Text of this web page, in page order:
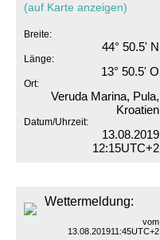
(auf Karte anzeigen)
Breite:
44° 50.5' N
Länge:
13° 50.5' O
Ort:
Veruda Marina, Pula,
Kroatien
Datum/Uhrzeit:
13.08.2019
12:15UTC+2
Wettermeldung:
vom
13.08.201911:45UTC+2